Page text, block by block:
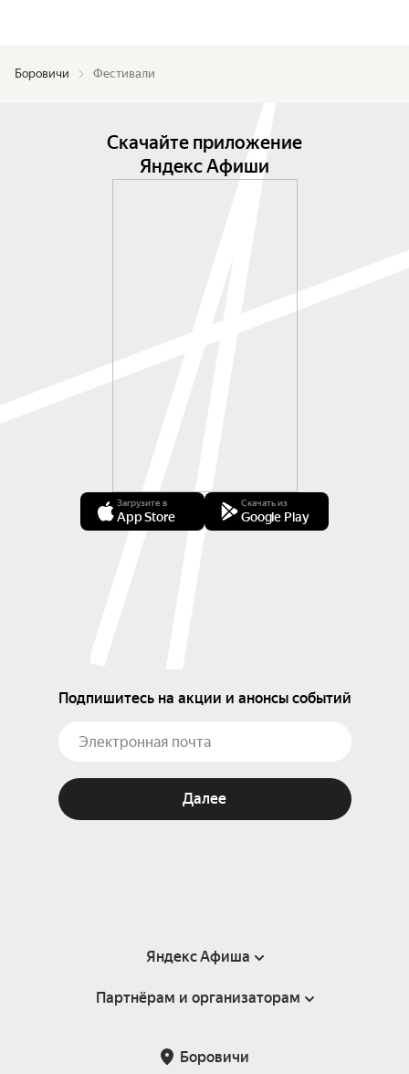
Боровичи Фестивали
Скачайте приложение
Яндекс Афиши
Загрузите в
App Store
Скачать из
Google Play
Подпишитесь на акции и анонсы событий
Далее
Яндекс Афиша
Справка
Подарочные сертификаты
Партнёрам и организаторам
Боровичи